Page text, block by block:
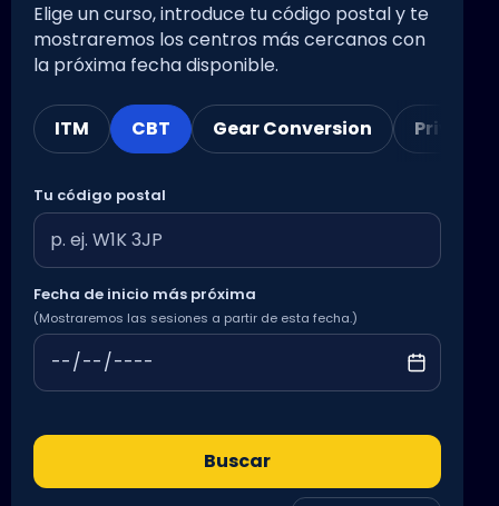
Elige un curso, introduce tu código postal y te
mostraremos los centros más cercanos con
la próxima fecha disponible.
ITM CBT Gear Conversion Private
Tu código postal
Fecha de inicio más próxima
(Mostraremos las sesiones a partir de esta fecha.)
Buscar